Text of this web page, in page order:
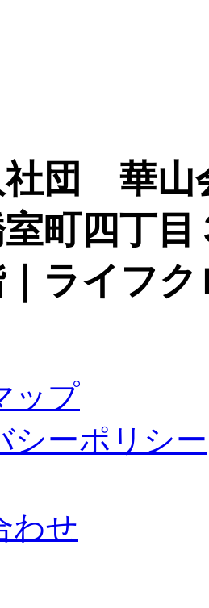
社団 華
室町四丁
｜ライフ
ップ
シーポリシー
わせ